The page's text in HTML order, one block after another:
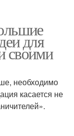
для
своими
необходимо
касается не